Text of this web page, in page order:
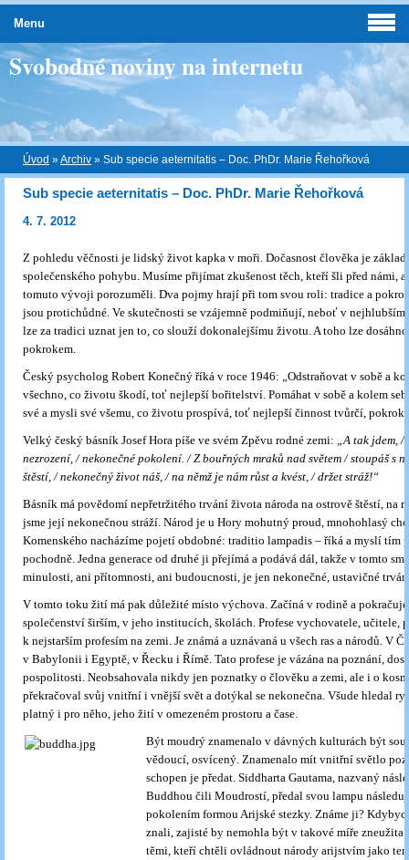
Svobodné noviny na internetu
Úvod »Archiv » Sub specie aeternitatis – Doc. PhDr. Marie Řehořková
Sub specie aeternitatis – Doc. PhDr. Marie Řehořková
4. 7. 2012
Z pohledu věčnosti je lidský život kapka v moři. Dočasnost člověka je
společenského pohybu. Musíme přijímat zkušenost těch, kteří šli před námi,
tomuto vývoji porozuměli. Dva pojmy hrají při tom svou roli: tradice a
jsou protichůdné. Ve skutečnosti se vzájemně podmiňují, neboť v nejhlubším
lze za tradici uznat jen to, co slouží dokonalejšímu životu. A toho lze
pokrokem.
Český psycholog Robert Konečný říká v roce 1946: „Odstraňovat v sobě a
všechno, co životu škodí, toť nejlepší bořitelství. Pomáhat v sobě a kolem
své a mysli své všemu, co životu prospívá, toť nejlepší činnost tvůrčí,
Velký český básník Josef Hora píše ve svém Zpěvu rodné zemi: „A tak jdem, /
nezrození, / nekonečné pokolení. / Z bouřných mraků nad světem / stoupáš s
štěstí, / nekonečný život náš, / na němž je nám růst a kvést, / držet stráž!“
Básník má povědomí nepřetržitého trvání života národa na ostrově štěstí, na
jsme její nekonečnou stráží. Národ je u Hory mohutný proud, mnohohlasý
Komenského nacházíme pojetí obdobné: traditio lampadis – říká a myslí tím
pochodně. Jedna generace od druhé ji přejímá a podává dál, takže v tomto
minulosti, ani přítomnosti, ani budoucnosti, je jen nekonečné, ustavičné
V tomto toku žití má pak důležité místo výchova. Začíná v rodině a
společenství širším, v jeho institucích, školách. Profese vychovatele, učitele,
k nejstarším profesím na zemi. Je známá a uznávaná u všech ras a národů. V
v Babylonii i Egyptě, v Řecku i Římě. Tato profese je vázána na poznání,
pospolitosti. Neobsahovala nikdy jen poznatky o člověku a zemi, ale i o
překračoval svůj vnitřní i vnější svět a dotýkal se nekonečna. Všude hledal
platný i pro něho, jeho žití v omezeném prostoru a čase.
Být moudrý znamenalo v dávných kulturách být
vědoucí, osvícený. Znamenalo mít vnitřní světlo
schopen je předat. Siddharta Gautama, nazvaný
Buddhou čili Moudrostí, předal svou lampu
pokolením formou Arijské stezky. Známe ji?
znali, zajisté by nemohla být v takové míře
těmi, kteří chtěli ovládnout národy arijstvím jako
Menu